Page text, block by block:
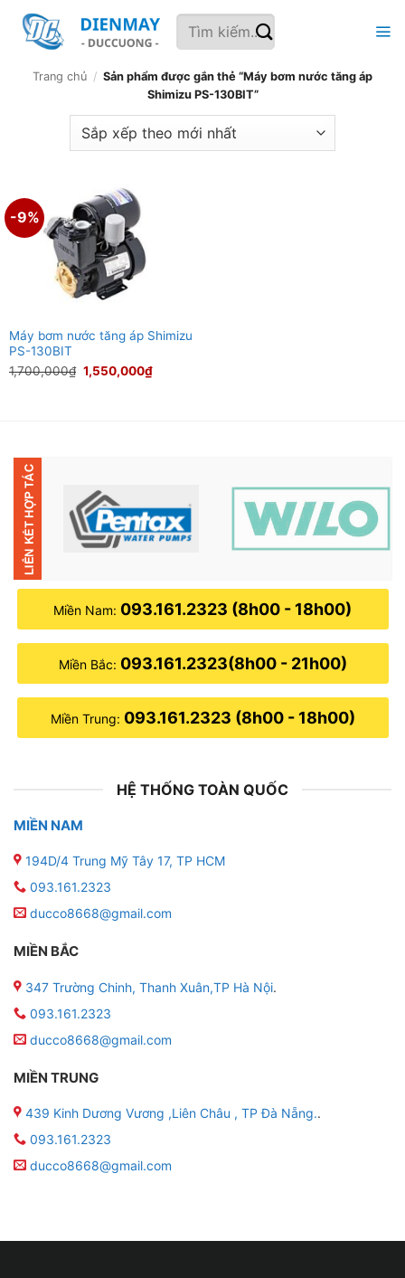
qua
dung
Tìm
kiếm:
Trang chủ / Sản phẩm được gắn thẻ “Máy bơm nước tăng áp
Shimizu PS-130BIT”
-9%
Máy bơm nước tăng áp Shimizu
PS-130BIT
1,700,000₫ Giá
gốc
1,550,000₫Giá
Miền Nam: 093.161.2323 (8h00 - 18h00)
Miền Bắc: 093.161.2323(8h00 - 21h00)
Miền Trung: 093.161.2323 (8h00 - 18h00)
HỆ THỐNG TOÀN QUỐC
MIỀN NAM
194D/4 Trung Mỹ Tây 17, TP HCM
093.161.2323
ducco8668@gmail.com
MIỀN BẮC
347 Trường Chinh, Thanh Xuân,TP Hà Nội.
093.161.2323
ducco8668@gmail.com
MIỀN TRUNG
439 Kinh Dương Vương ,Liên Châu , TP Đà Nẵng..
093.161.2323
ducco8668@gmail.com